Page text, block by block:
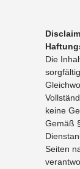
Die
keine
Gemäß
Seiten